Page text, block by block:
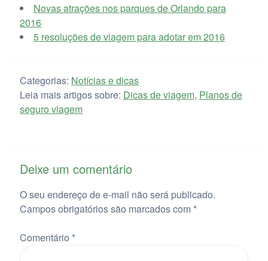
Novas atrações nos parques de Orlando para
2016
5 resoluções de viagem para adotar em 2016
Categorias: Notícias e dicas
Leia mais artigos sobre: Dicas de viagem, Planos de
seguro viagem
Deixe um comentário
O seu endereço de e-mail não será publicado.
Campos obrigatórios são marcados com *
Comentário *